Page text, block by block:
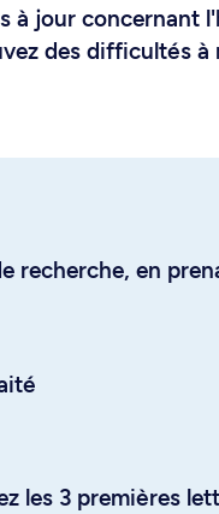
à jour concernant
des difficultés
recherche, en
les 3 premières